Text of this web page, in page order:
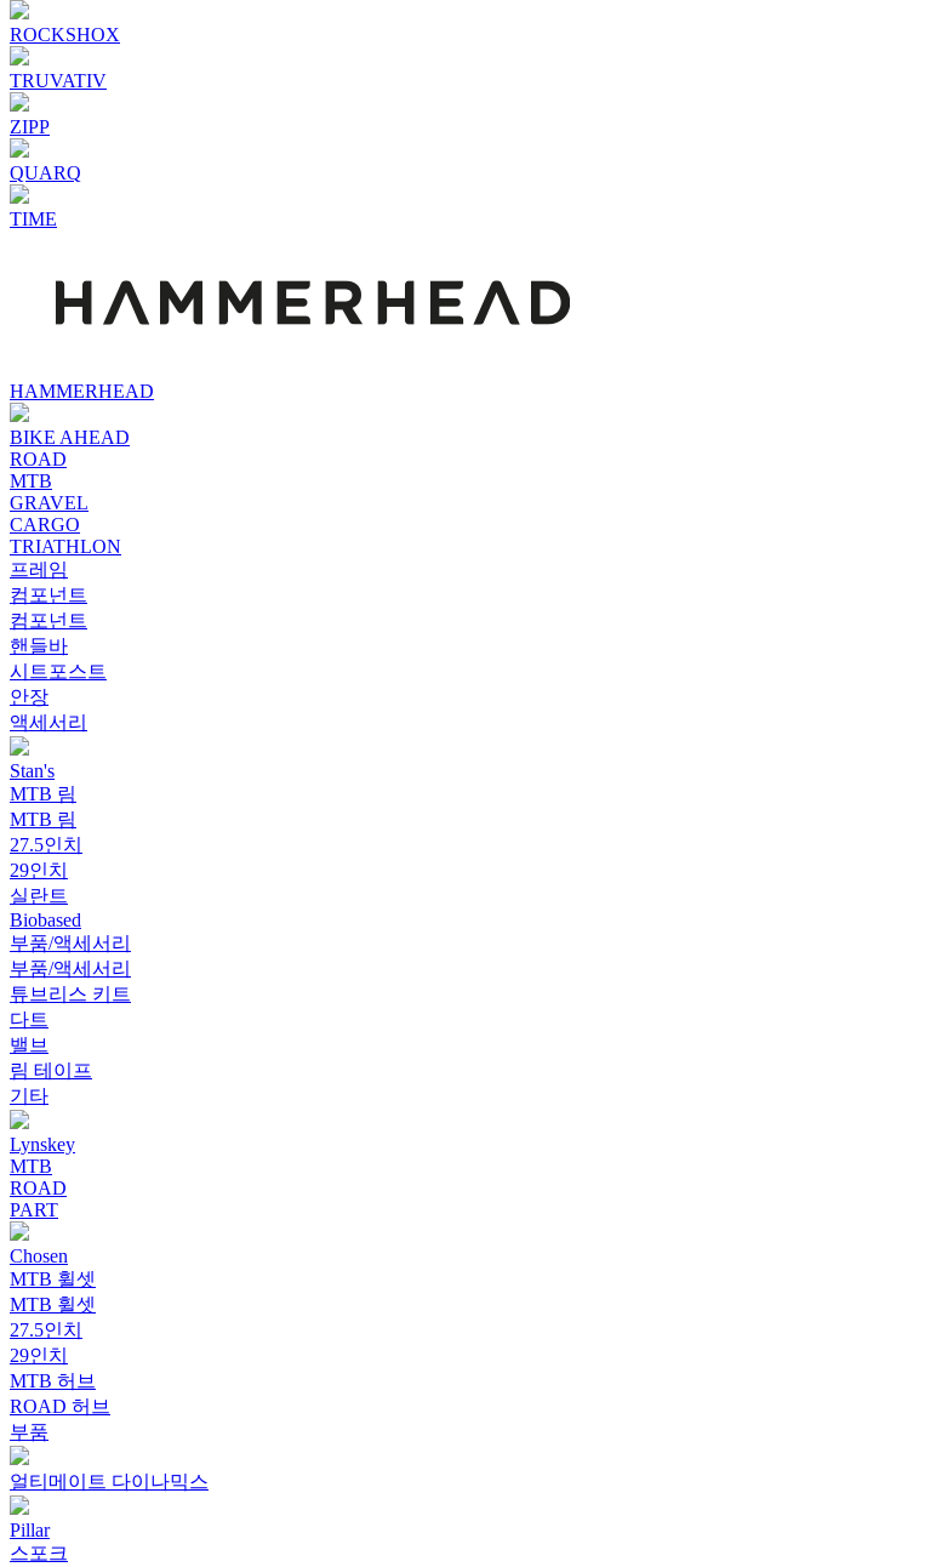
ROCKSHOX
TRUVATIV
ZIPP
QUARQ
TIME
HAMMERHEAD
BIKE AHEAD
ROAD
MTB
GRAVEL
CARGO
TRIATHLON
프레임
컴포넌트
컴포넌트
핸들바
시트포스트
안장
액세서리
Stan's
MTB 림
MTB 림
27.5인치
29인치
실란트
Biobased
부품/액세서리
부품/액세서리
튜브리스 키트
다트
밸브
림 테이프
기타
Lynskey
MTB
ROAD
PART
Chosen
MTB 휠셋
MTB 휠셋
27.5인치
29인치
MTB 허브
ROAD 허브
부품
얼티메이트 다이나믹스
Pillar
스포크